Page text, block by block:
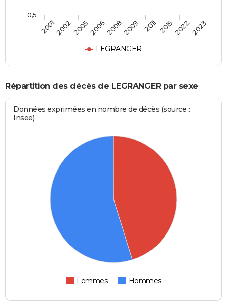
LEGRANGER
200120022005200620082009 2011 201520222023
0,5
Répartition des décès de LEGRANGER par sexe
Données exprimées en nombre de décès (source :
Insee)
Femmes Hommes